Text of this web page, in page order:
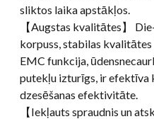
sliktos laika apstākļos.
【Augstas kvalitātes】
korpuss, stabilas
EMC funkcija,
putekļu izturīgs, ir efektīva
dzesēšanas efektivitāte.
【Iekļauts spraudnis un